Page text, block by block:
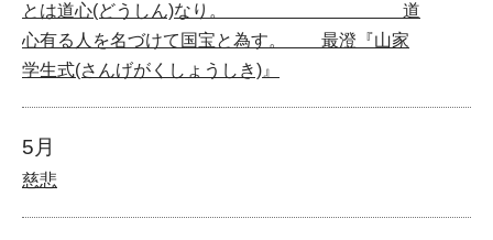
とは道心(どうしん)なり。 道
心有る人を名づけて国宝と為す。 最澄『山家
学生式(さんげがくしょうしき)』
5月
慈悲